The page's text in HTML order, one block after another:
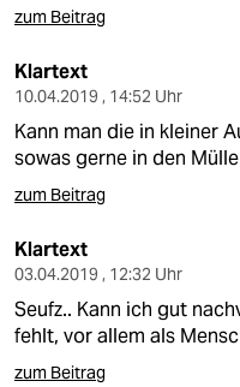
zum Beitrag
Klartext
10.04.2019 , 14:52 Uhr
Kann man die in kleiner
sowas gerne in den
zum Beitrag
Klartext
03.04.2019 , 12:32 Uhr
Seufz.. Kann ich gut
fehlt, vor allem als
zum Beitrag